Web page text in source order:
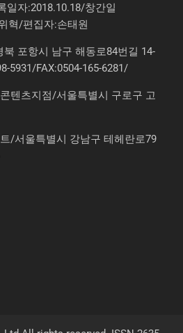
일자:2018.10.18/창간일
혁/편집자:손태원
포항시 남구 해동로84번길 14-
5931/FAX:0504-165-6281/
텐츠지점/서울특별시 구로구 고
/서울특별시 강남구 테헤란로79